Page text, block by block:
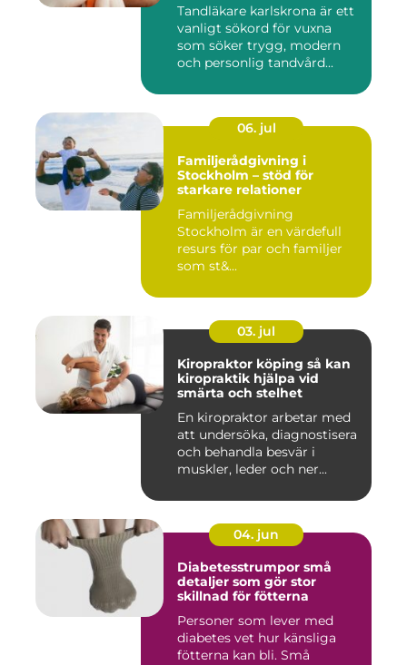
Tandläkare karlskrona är ett
vanligt sökord för vuxna
som söker trygg, modern
och personlig tandvård...
06. jul
Familjerådgivning i
Stockholm – stöd för
starkare relationer
Familjerådgivning
Stockholm är en värdefull
resurs för par och familjer
som st&...
03. jul
Kiropraktor köping så kan
kiropraktik hjälpa vid
smärta och stelhet
En kiropraktor arbetar med
att undersöka, diagnostisera
och behandla besvär i
muskler, leder och ner...
04. jun
Diabetesstrumpor små
detaljer som gör stor
skillnad för fötterna
Personer som lever med
diabetes vet hur känsliga
fötterna kan bli. Små